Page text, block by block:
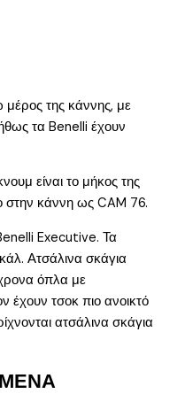
της κάννης, με
τα Benelli έχουν
είναι το μήκος της
στην κάννη ως CAM 76.
Executive. Τα
Ατσάλινα σκάγια
όπλα με
έχουν τσοκ πιο ανοικτό
ατσάλινα σκάγια